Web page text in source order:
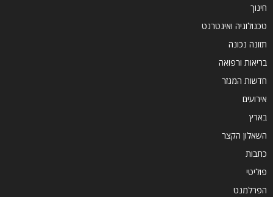
חינוך
טכנולוגיה ואינטרנט
תזונה נכונה
בריאות ורפואה
חדשות המגזר
אירועים
בארץ
השאלון הקצר
כתבות
פוליטי
הפרלמנט